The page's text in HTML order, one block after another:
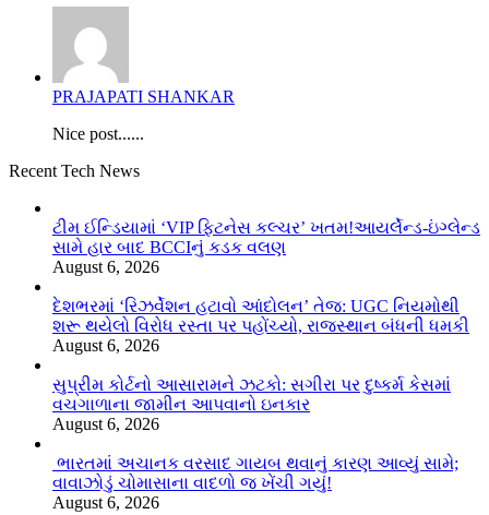
PRAJAPATI SHANKAR
Nice post......
Recent Tech News
ટીમ ઈન્ડિયામાં ‘VIP ફિટનેસ કલ્ચર’ ખતમ!આયર્લેન્ડ-ઇંગ્લેન્ડ
સામે હાર બાદ BCCIનું કડક વલણ
August 6, 2026
દેશભરમાં ‘રિઝર્વેશન હટાવો આંદોલન’ તેજ: UGC નિયમોથી
શરૂ થયેલો વિરોધ રસ્તા પર પહોંચ્યો, રાજસ્થાન બંધની ધમકી
August 6, 2026
સુપ્રીમ કોર્ટનો આસારામને ઝટકો: સગીરા પર દુષ્કર્મ કેસમાં
વચગાળાના જામીન આપવાનો ઇનકાર
August 6, 2026
ભારતમાં અચાનક વરસાદ ગાયબ થવાનું કારણ આવ્યું સામે;
વાવાઝોડું ચોમાસાના વાદળો જ ખેંચી ગયું!
August 6, 2026